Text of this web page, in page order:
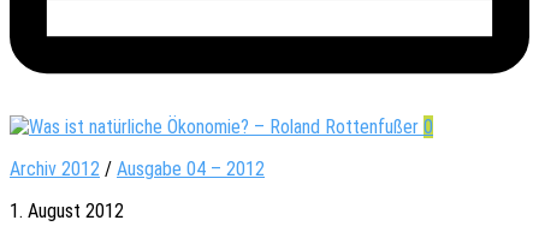
0
Archiv 2012 / Ausgabe 04 – 2012
1. August 2012